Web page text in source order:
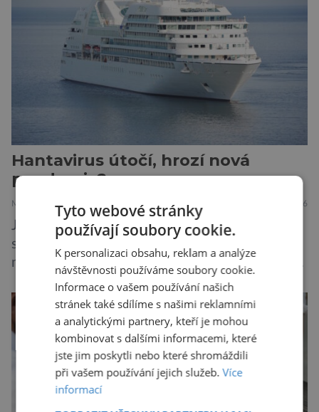
například cystické fibrózy, […]
Hantavirus útočí, hrozí nová
pandemie?
MEDICÍNA ZAJÍMAVOSTI 28.7.2026
Je známou pravdou, že se na výletních lodích
snadno šíří gastrointestinální infekce, jako je
norovirus či E. coli, případně respirační infekce,
jak tomu bylo na počátku pandemie covidu.
Ovšem slyšet o prvním ohnisku hantaviru na
výletní lodi bylo znepokojivé i pro odborníky.
Zdá se, že nebezpečí bylo prozatím zažehnáno.
Máme se bát nové pandemie? Hantavirus […]
Tyto webové stránky
používají soubory cookie.
K personalizaci obsahu, reklam a analýze
návštěvnosti používáme soubory cookie.
Informace o vašem používání našich
stránek také sdílíme s našimi reklamními
a analytickými partnery, kteří je mohou
kombinovat s dalšími informacemi, které
jste jim poskytli nebo které shromáždili
při vašem používání jejich služeb.Více
informací